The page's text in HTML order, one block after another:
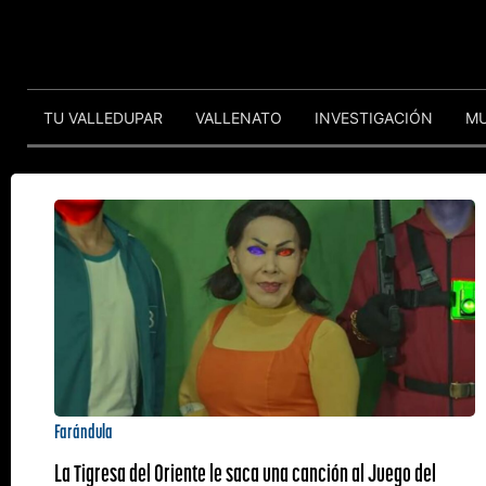
TU VALLEDUPAR VALLENATO INVESTIGACIÓN
Farándula
La Tigresa del Oriente le saca una canción al Juego del